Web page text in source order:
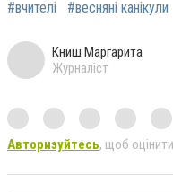
#вчителі
#весняні канікули
Книш Маргарита
Журналіст
Авторизуйтесь, щоб оцінити